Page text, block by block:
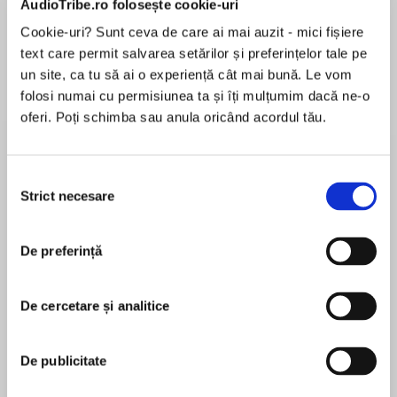
AudioTribe.ro folosește cookie-uri
Cookie-uri? Sunt ceva de care ai mai auzit - mici fișiere
text care permit salvarea setărilor și preferințelor tale pe
un site, ca tu să ai o experiență cât mai bună. Le vom
folosi numai cu permisiunea ta și îți mulțumim dacă ne-o
oferi. Poți schimba sau anula oricând acordul tău.
consimțământului
Strict necesare
De preferință
De cercetare și analitice
De publicitate
Desprecarte
“Rich, romantic, beautifully drawn and utterly
compelling’ Jane Green
chance…
‘A deeply moving tale about never taking life for
granted’ Stylist
Two single parents, Frankie and Scott, meet
Norfolk coast, Scott in the mountains of British
pentru această carte
Freya North is the author of many bestselling